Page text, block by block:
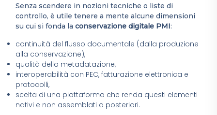
Senza scendere in nozioni tecniche o liste di
controllo, è utile tenere a mente alcune dimensioni
su cui si fonda laconservazione digitale PMI:
continuità del flusso documentale (dalla produzione
alla conservazione),
qualità della metadatazione,
interoperabilità con PEC, fatturazione elettronica e
protocolli,
scelta di una piattaforma che renda questi elementi
nativi e non assemblati a posteriori.